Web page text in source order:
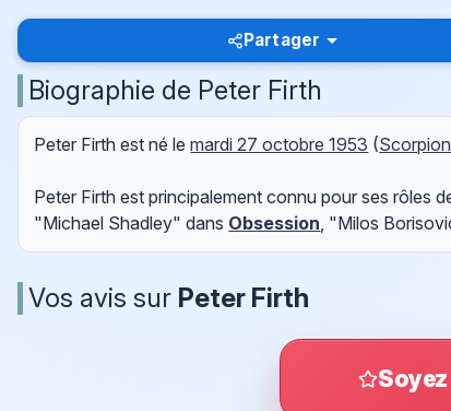
Partager
Biographie de Peter Firth
Peter Firth est né lemardi 27 octobre 1953 (
Peter Firth est principalement connu pour ses rôles
"Michael Shadley" dans Obsession, "Milos
Vos avis sur Peter Firth